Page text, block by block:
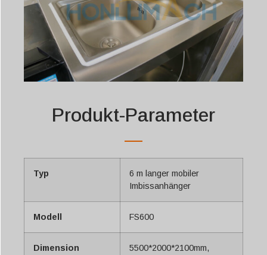
Produkt-Parameter
Typ
6 m langer mobiler
Imbissanhänger
Modell FS600
Dimension
5500*2000*2100mm,